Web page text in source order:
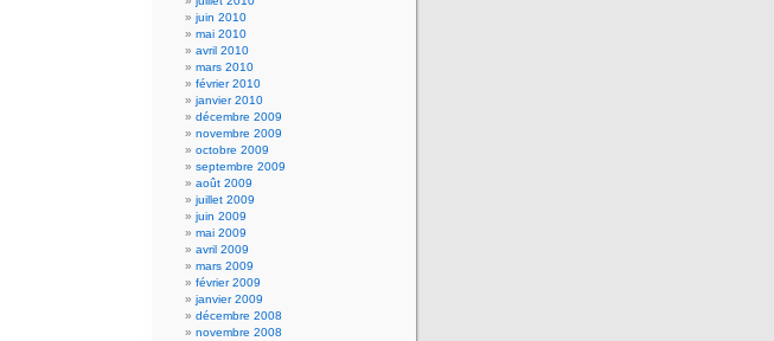
juin 2010
mai 2010
avril 2010
mars 2010
février 2010
janvier 2010
décembre 2009
novembre 2009
octobre 2009
septembre 2009
août 2009
juillet 2009
juin 2009
mai 2009
avril 2009
mars 2009
février 2009
janvier 2009
décembre 2008
novembre 2008